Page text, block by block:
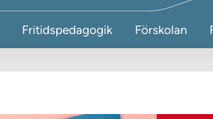
Fritidspedagogik Förskolan